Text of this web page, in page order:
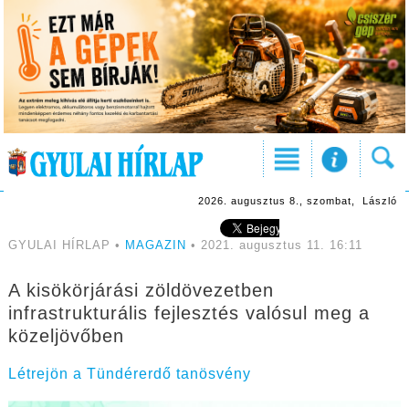
2026. augusztus 8., szombat, László
GYULAI HÍRLAP • MAGAZIN • 2021. augusztus 11. 16:11
A kisökörjárási zöldövezetben
infrastrukturális fejlesztés valósul meg a
közeljövőben
Létrejön a Tündérerdő tanösvény